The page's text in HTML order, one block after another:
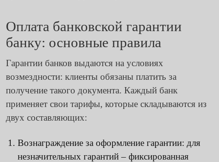
Оплата банковской гарантии
банку: основные правила
Гарантии банков выдаются на условиях
возмездности: клиенты обязаны платить за
получение такого документа. Каждый банк
применяет свои тарифы, которые складываются из
двух составляющих:
Вознаграждение за оформление гарантии: для
незначительных гарантий – фиксированная